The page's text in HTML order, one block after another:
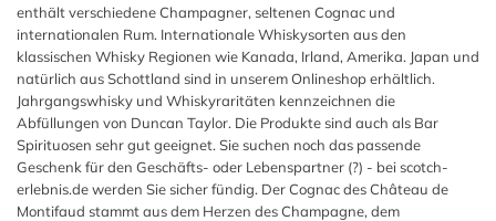
enthält verschiedene Champagner, seltenen Cognac und
internationalen Rum. Internationale Whiskysorten aus den
klassischen Whisky Regionen wie Kanada, Irland, Amerika. Japan und
natürlich aus Schottland sind in unserem Onlineshop erhältlich.
Jahrgangswhisky und Whiskyraritäten kennzeichnen die
Abfüllungen von Duncan Taylor. Die Produkte sind auch als Bar
Spirituosen sehr gut geeignet. Sie suchen noch das passende
Geschenk für den Geschäfts- oder Lebenspartner (?) - bei scotch-
erlebnis.de werden Sie sicher fündig. Der Cognac des Château de
Montifaud stammt aus dem Herzen des Champagne, dem